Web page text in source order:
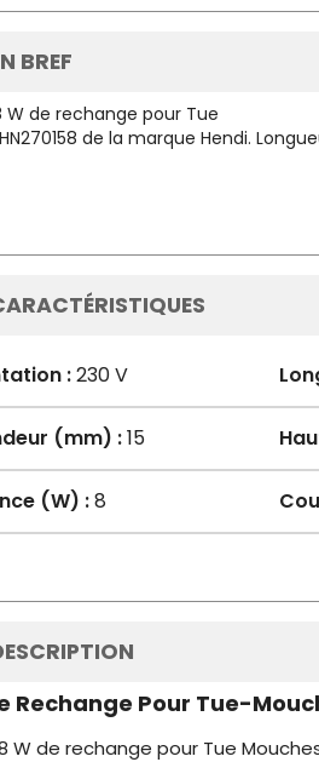
BREF
W de rechange pour Tue
de la marque Hendi.
:230 V
(mm) :15
(W) :8
Rechange Pour Tue-
W de rechange pour Tue